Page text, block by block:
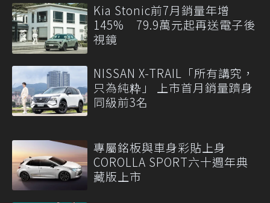
Kia Stonic前7月銷量年增
145% 79.9萬元起再送電子後
視鏡
NISSAN X-TRAIL「所有講究，
只為純粋」 上市首月銷量躋身
同級前3名
專屬銘板與車身彩貼上身
COROLLA SPORT六十週年典
藏版上市